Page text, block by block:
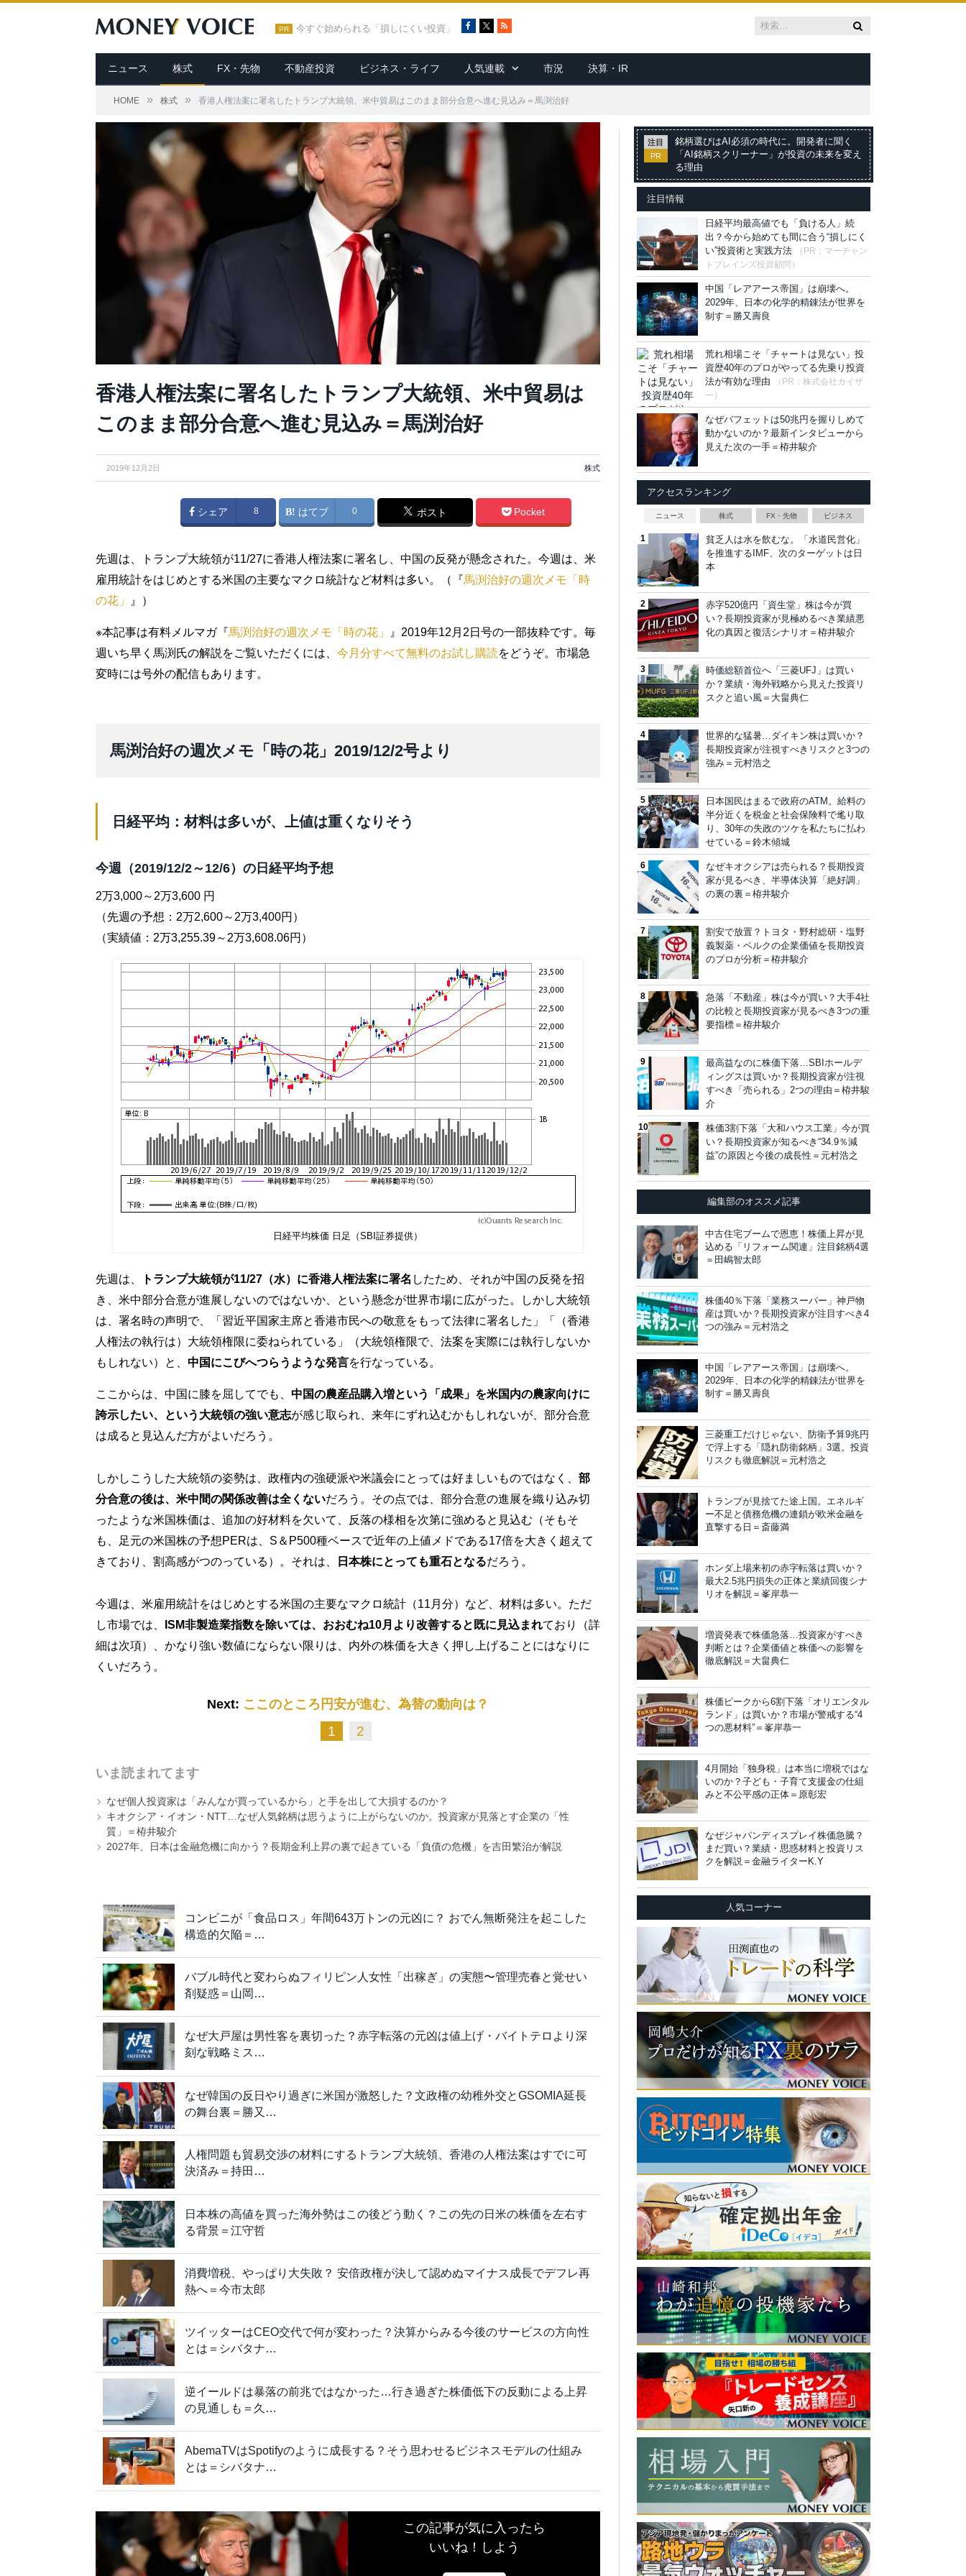
PR 今すぐ始められる「損しにくい投資」
c
e
b
o
k
R
S
ニュース 株式 FX・先物 不動産投資 ビジネス・ライフ 人気連載 市況 決算・IR
HOME » 株式 » 香港人権法案に署名したトランプ大統領、米中貿易はこのまま部分合意へ進む見込み＝馬渕治好
香港人権法案に署名したトランプ大統領、米中貿易は
このまま部分合意へ進む見込み＝馬渕治好
2019年12月2日 株式
シェア 8 はてブ 0 ポスト Pocket
先週は、トランプ大統領が11/27に香港人権法案に署名し、中国の反発が懸念された。今週は、米
雇用統計をはじめとする米国の主要なマクロ統計など材料は多い。（『馬渕治好の週次メモ「時
の花」
』）
※本記事は有料メルマガ『馬渕治好の週次メモ「時の花」
』2019年12月2日号の一部抜粋です。毎
週いち早く馬渕氏の解説をご覧いただくには、 今月分すべて無料のお試し購読をどうぞ。市場急
変時には号外の配信もあります。
馬渕治好の週次メモ「時の花」2019/12/2号より
日経平均：材料は多いが、上値は重くなりそう
今週（2019/12/2～12/6）の日経平均予想
2万3,000～2万3,600 円
（先週の予想：2万2,600～2万3,400円）
（実績値：2万3,255.39～2万3,608.06円）
日経平均株価 日足（SBI証券提供）
先週は、 トランプ大統領が11/27（水）に香港人権法案に署名 したため、それが中国の反発を招
き、米中部分合意が進展しないのではないか、という懸念が世界市場に広がった。しかし大統領
は、署名時の声明で、「習近平国家主席と香港市民への敬意をもって法律に署名した」「（香港
人権法の執行は）大統領権限に委ねられている」（大統領権限で、法案を実際には執行しないか
もしれない）と、 中国にこびへつらうような発言を行なっている。
ここからは、中国に膝を屈してでも、 中国の農産品購入増という「成果」を米国内の農家向けに
誇示したい、という大統領の強い意志が感じ取られ、来年にずれ込むかもしれないが、部分合意
は成ると見込んだ方がよいだろう。
しかしこうした大統領の姿勢は、政権内の強硬派や米議会にとっては好ましいものではなく、 部
分合意の後は、米中間の関係改善は全くないだろう。その点では、部分合意の進展を織り込み切
ったような米国株価は、追加の好材料を欠いて、反落の様相を次第に強めると見込む（そもそ
も、足元の米国株の予想PERは、S＆P500種ベースで近年の上値メドである17倍を大きく超えて
きており、割高感がつのっている）。それは、
日本株にとっても重石となるだろう。
今週は、米雇用統計をはじめとする米国の主要なマクロ統計（11月分）など、材料は多い。ただ
し市場では、
ISM非製造業指数を除いては、おおむね10月より改善すると既に見込まれており（詳
細は次項）、かなり強い数値にならない限りは、内外の株価を大きく押し上げることにはなりに
くいだろう。
Next: ここのところ円安が進む、為替の動向は？
1 2
いま読まれてます
なぜ個人投資家は「みんなが買っているから」と手を出して大損するのか？
キオクシア・イオン・NTT…なぜ人気銘柄は思うように上がらないのか。投資家が見落とす企業の「性
質」＝栫井駿介
2027年、日本は金融危機に向かう？長期金利上昇の裏で起きている「負債の危機」を吉田繁治が解説
コンビニが「食品ロス」年間643万トンの元凶に？ おでん無断発注を起こした
構造的欠陥＝…
バブル時代と変わらぬフィリピン人女性「出稼ぎ」の実態〜管理売春と覚せい
剤疑惑＝山岡…
なぜ大戸屋は男性客を裏切った？赤字転落の元凶は値上げ・バイトテロより深
刻な戦略ミス…
なぜ韓国の反日やり過ぎに米国が激怒した？文政権の幼稚外交とGSOMIA延長
の舞台裏＝勝又…
人権問題も貿易交渉の材料にするトランプ大統領、香港の人権法案はすでに可
決済み＝持田…
日本株の高値を買った海外勢はこの後どう動く？この先の日米の株価を左右す
る背景＝江守哲
消費増税、やっぱり大失敗？ 安倍政権が決して認めぬマイナス成長でデフレ再
熱へ＝今市太郎
ツイッターはCEO交代で何が変わった？決算からみる今後のサービスの方向性
とは＝シバタナ…
逆イールドは暴落の前兆ではなかった…行き過ぎた株価低下の反動による上昇
の見通しも＝久…
AbemaTVはSpotifyのように成長する？そう思わせるビジネスモデルの仕組み
とは＝シバタナ…
この記事が気に入ったら
いいね！しよう
注目
PR
銘柄選びはAI必須の時代に。開発者に聞く
「AI銘柄スクリーナー」が投資の未来を変え
る理由
注目情報
日経平均最高値でも「負ける人」続
出？今から始めても間に合う“損しにく
い”投資術と実践方法
（PR：マーチャン
トブレインズ投資顧問）
中国「レアアース帝国」は崩壊へ。
2029年、日本の化学的精錬法が世界を
制す＝勝又壽良
荒れ相場こそ「チャートは見ない」投
資歴40年のプロがやってる先乗り投資
法が有効な理由
（PR：株式会社カイザ
ー）
なぜバフェットは50兆円を握りしめて
動かないのか？最新インタビューから
見えた次の一手＝栫井駿介
アクセスランキング
ニュース 株式 FX・先物 ビジネス
貧乏人は水を飲むな。「水道民営化」
を推進するIMF、次のターゲットは日
本
赤字520億円「資生堂」株は今が買
い？長期投資家が見極めるべき業績悪
化の真因と復活シナリオ＝栫井駿介
時価総額首位へ「三菱UFJ」は買い
か？業績・海外戦略から見えた投資リ
スクと追い風＝大畠典仁
世界的な猛暑…ダイキン株は買いか？
長期投資家が注視すべきリスクと3つの
強み＝元村浩之
日本国民はまるで政府のATM。給料の
半分近くを税金と社会保険料で毟り取
り、30年の失政のツケを私たちに払わ
せている＝鈴木傾城
なぜキオクシアは売られる？長期投資
家が見るべき、半導体決算「絶好調」
の裏の裏＝栫井駿介
割安で放置？トヨタ・野村総研・塩野
義製薬・ベルクの企業価値を長期投資
のプロが分析＝栫井駿介
急落「不動産」株は今が買い？大手4社
の比較と長期投資家が見るべき3つの重
要指標＝栫井駿介
最高益なのに株価下落…SBIホールデ
ィングスは買いか？長期投資家が注視
すべき「売られる」2つの理由＝栫井駿
介
株価3割下落「大和ハウス工業」今が買
い？長期投資家が知るべき“34.9％減
益”の原因と今後の成長性＝元村浩之
編集部のオススメ記事
中古住宅ブームで恩恵！株価上昇が見
込める「リフォーム関連」注目銘柄4選
＝田嶋智太郎
株価40％下落「業務スーパー」神戸物
産は買いか？長期投資家が注目すべき4
つの強み＝元村浩之
中国「レアアース帝国」は崩壊へ。
2029年、日本の化学的精錬法が世界を
制す＝勝又壽良
三菱重工だけじゃない、防衛予算9兆円
で浮上する「隠れ防衛銘柄」3選。投資
リスクも徹底解説＝元村浩之
トランプが見捨てた途上国。エネルギ
ー不足と債務危機の連鎖が欧米金融を
直撃する日＝斎藤満
ホンダ上場来初の赤字転落は買いか？
最大2.5兆円損失の正体と業績回復シナ
リオを解説＝峯岸恭一
増資発表で株価急落…投資家がすべき
判断とは？企業価値と株価への影響を
徹底解説＝大畠典仁
株価ピークから6割下落「オリエンタル
ランド」は買いか？市場が警戒する“4
つの悪材料”＝峯岸恭一
4月開始「独身税」は本当に増税ではな
いのか？子ども・子育て支援金の仕組
みと不公平感の正体＝原彰宏
なぜジャパンディスプレイ株価急騰？
まだ買い？業績・思惑材料と投資リス
クを解説＝金融ライターK.Y
人気コーナー